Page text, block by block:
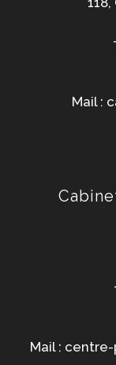
Mail :
Mail :